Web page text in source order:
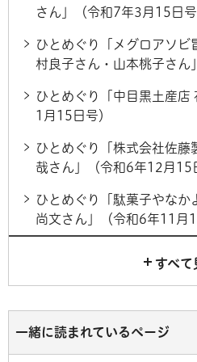
さん」（令和7年3月15日号
ひとめぐり「メグロアソビ
村良子さん・山本桃子さん
ひとめぐり「中目黒土産店
1月15日号）
ひとめぐり「株式会社佐藤
哉さん」（令和6年12月15
ひとめぐり「駄菓子やなか
尚文さん」（令和6年11月
すべて
一緒に読まれているページ